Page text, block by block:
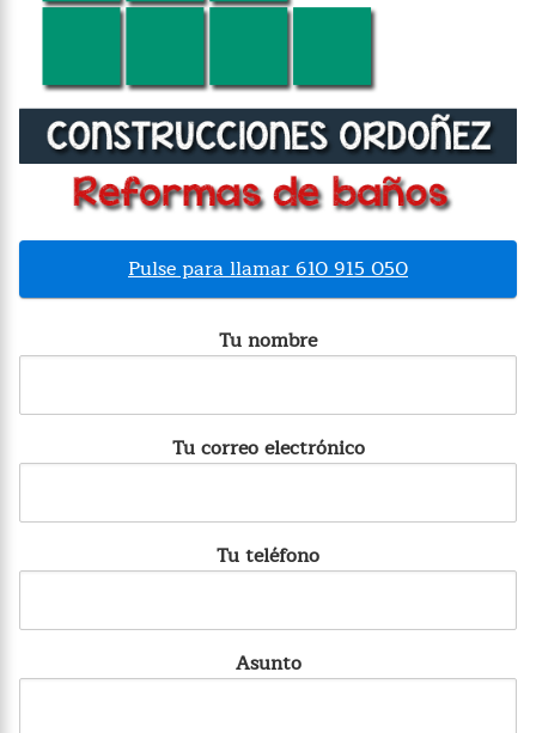
Pulse para llamar 610 915 050
Tu nombre
Tu correo electrónico
Tu teléfono
Asunto